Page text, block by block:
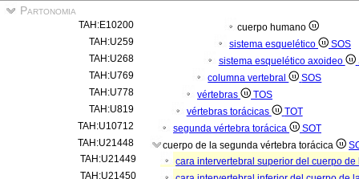
Partonomia
TAH:E10200
cuerpo humano
TAH:U259
sistema esquelético
SOS
TAH:U268
sistema esquelético axoideo
TAH:U769
columna vertebral
SOS
TAH:U778
vértebras
TOS
TAH:U819
vértebras torácicas
TOT
TAH:U10712
segunda vértebra torácica
SOT
TAH:U21448
cuerpo de la segunda vértebra torácica
TAH:U21449
cara intervertebral superior del cuerpo
TAH:U21450